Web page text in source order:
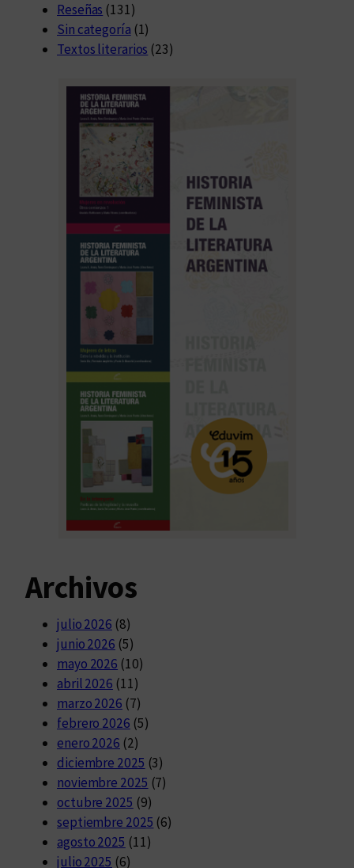
Reseñas (131)
Sin categoría (1)
Textos literarios (23)
Archivos
julio 2026 (8)
junio 2026 (5)
mayo 2026 (10)
abril 2026 (11)
marzo 2026 (7)
febrero 2026 (5)
enero 2026 (2)
diciembre 2025 (3)
noviembre 2025 (7)
octubre 2025 (9)
septiembre 2025 (6)
agosto 2025 (11)
julio 2025 (6)